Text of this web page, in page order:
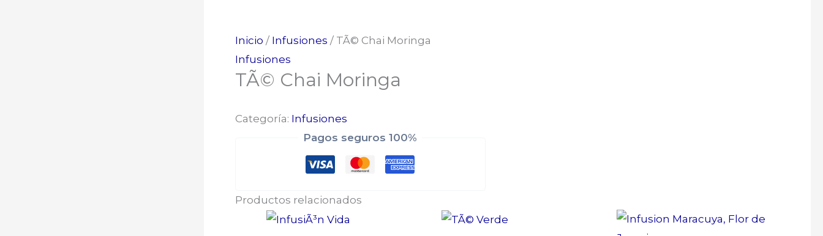
Inicio / Infusiones / TÃ© Chai Moringa
Infusiones
TÃ© Chai Moringa
Categoría: Infusiones
Pagos seguros 100%
Productos relacionados